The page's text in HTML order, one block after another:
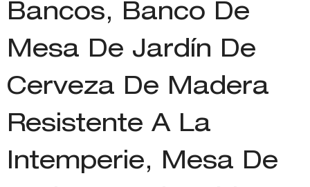
Bancos, Banco De
Mesa De Jardín De
Cerveza De Madera
Resistente A La
Intemperie, Mesa De